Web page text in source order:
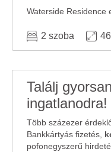
2 szoba
Találj
ingatlanodra!
Több százezer
Bankkártyás fizetés,
pofonegyszerű